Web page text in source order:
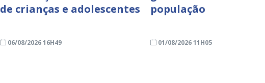
de crianças e adolescentes
06/08/2026 16H49
população
01/08/2026 11H05